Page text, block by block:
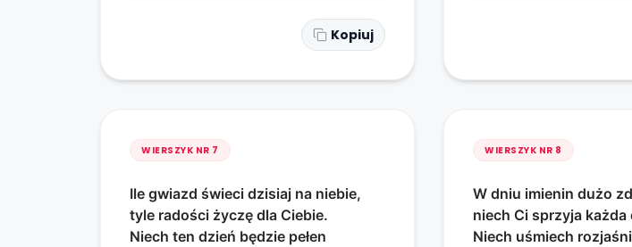
Kopiuj
WIERSZYK NR 7
Ile gwiazd świeci dzisiaj na niebie,
tyle radości życzę dla Ciebie.
Niech ten dzień będzie pełen
WIERSZYK NR 8
W dniu imienin dużo
niech Ci sprzyja każda
Niech uśmiech